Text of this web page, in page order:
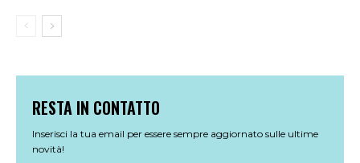
RESTA IN CONTATTO
Inserisci la tua email per essere sempre aggiornato sulle ultime
novità!